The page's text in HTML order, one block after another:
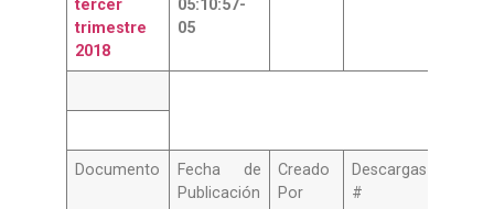
tercer
trimestre
2018
05:10:57-
05
Documento
Fecha de
Publicación
Creado
Por
Descargas
#